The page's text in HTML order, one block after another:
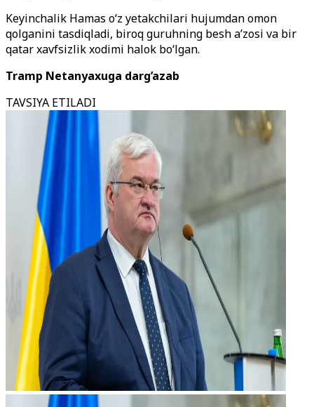
Keyinchalik Hamas o‘z yetakchilari hujumdan omon
qolganini tasdiqladi, biroq guruhning besh a’zosi va bir
qatar xavfsizlik xodimi halok bo‘lgan.
Tramp Netanyaxuga darg’azab
TAVSIYA ETILADI